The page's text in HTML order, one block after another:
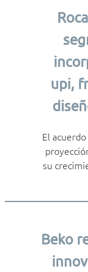
upi,
El
su
Beko